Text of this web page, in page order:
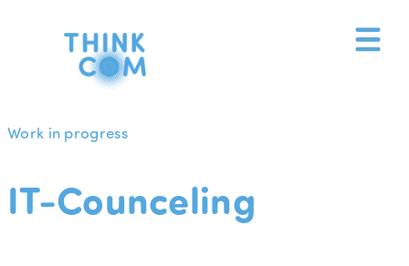
Work in progress
IT-Counceling